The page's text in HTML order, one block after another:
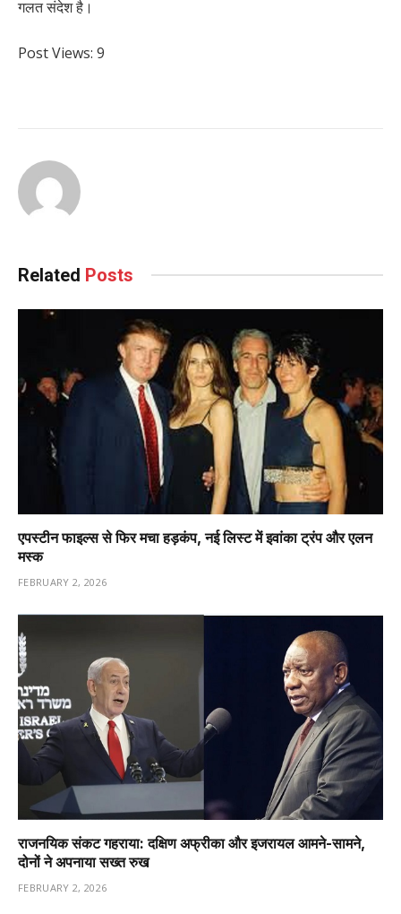
गलत संदेश है।
Post Views: 9
Related Posts
एपस्टीन फाइल्स से फिर मचा हड़कंप, नई लिस्ट में इवांका ट्रंप और एलन
मस्क
FEBRUARY 2, 2026
राजनयिक संकट गहराया: दक्षिण अफ्रीका और इजरायल आमने-सामने,
दोनों ने अपनाया सख्त रुख
FEBRUARY 2, 2026